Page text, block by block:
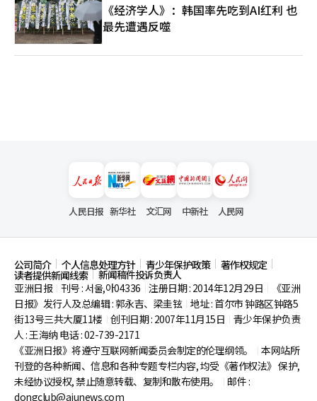
《经济学人》：韩国率先吃到AI红利 也
最先遭遇反噬
人民日报 新华社 文汇网 中新社 人民网
公司简介 个人信息处理方针 青少年保护政策 著作权规定
读者提供新闻线索
新闻稿件投诉负责人
亚洲日报
刊号 : 서울,아04336 注册日期 : 2014年12月29日
《亚洲
日报》发行人及总编辑 : 郭永吉、梁圭铉 地址 : 首尔市钟路区钟路5
街13号三共大厦11楼 创刊日期 : 2007年11月15日
青少年保护负责
人 : 王海纳 电话 : 02-739-2171
《亚洲日报》将遵守互联网新闻委员会制定的伦理纲领。
本网站所
刊登的各种新闻、信息和各种专题专栏内容, 均受《著作权法》 保护,
未经协议授权, 禁止随意转载、复制和散布使用。
邮件 :
dongclub@ajunews.com